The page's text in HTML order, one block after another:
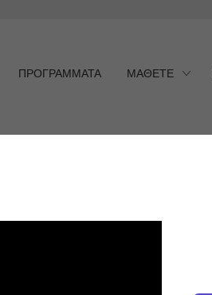
ΠΡΟΓΡΑΜΜΑΤΑ ΜΑΘΕΤΕ